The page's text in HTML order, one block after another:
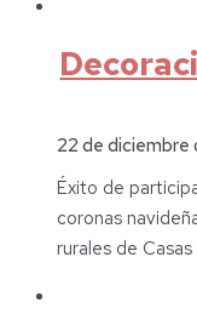
22 de diciembre
Éxito de
coronas
rurales de